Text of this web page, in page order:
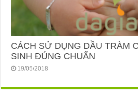
CÁCH SỬ DỤNG DẦU TRÀM
SINH ĐÚNG CHUẨN
19/05/2018